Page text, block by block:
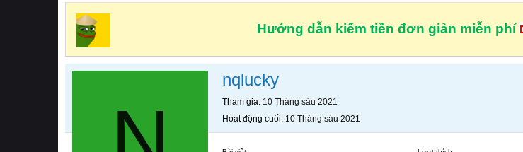
Hướng dẫn kiếm tiền đơn giản miễn phí
nqlucky
Tham gia 10 Tháng sáu 2021
Hoạt động cuối 10 Tháng sáu 2021